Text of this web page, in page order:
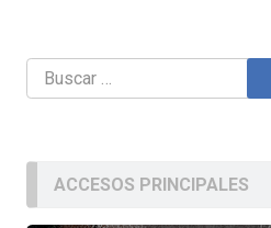
Buscar:
ACCESOS PRINCIPALES